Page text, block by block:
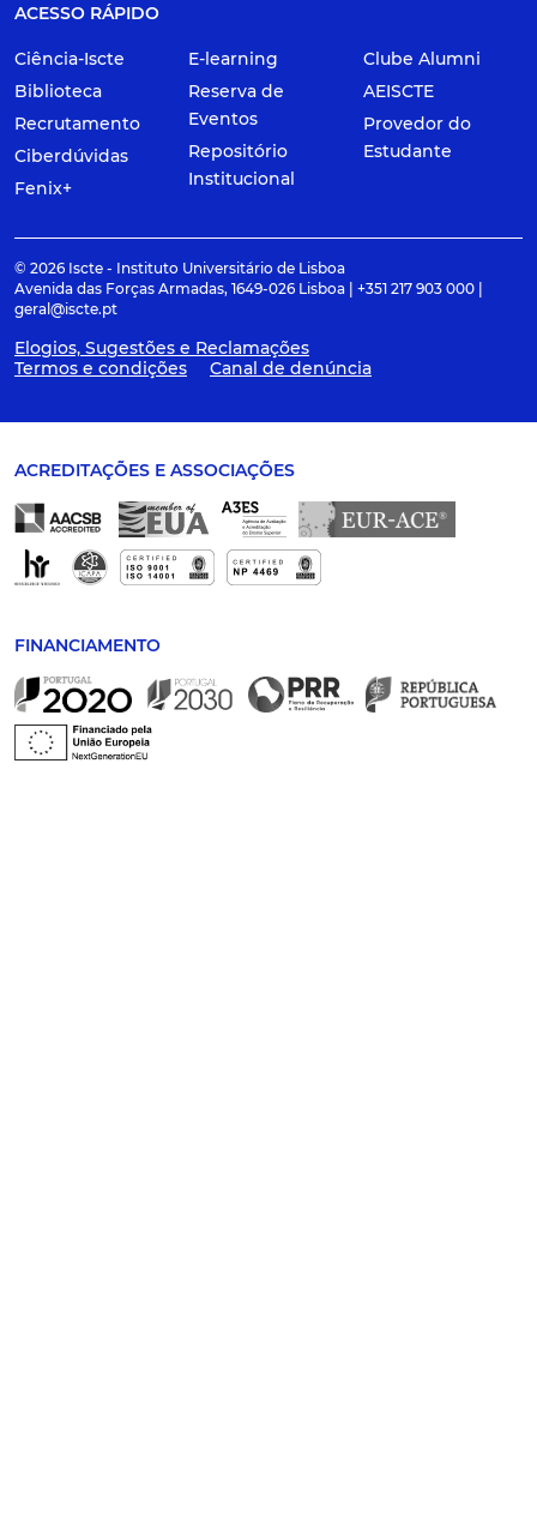
ACESSO RÁPIDO
Ciência-Iscte
Biblioteca
Recrutamento
Ciberdúvidas
Fenix+
E-learning
Reserva de
Eventos
Repositório
Institucional
Clube Alumni
AEISCTE
Provedor do
Estudante
© 2026 Iscte - Instituto Universitário de Lisboa
Avenida das Forças Armadas, 1649-026 Lisboa | +351 217 903 000 |
geral@iscte.pt
Elogios, Sugestões e Reclamações
Termos e condições
Canal de denúncia
ACREDITAÇÕES E ASSOCIAÇÕES
FINANCIAMENTO